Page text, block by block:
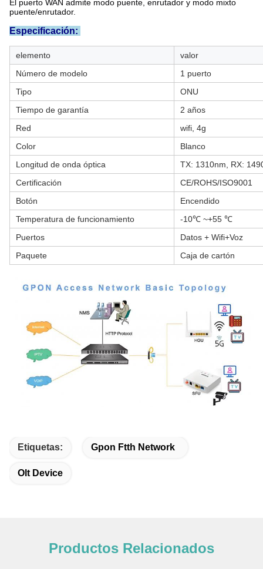
El puerto WAN admite modo puente, enrutador y modo mixto
puente/enrutador.
Especificación:
elemento
valor
Número de modelo
1 puerto
Tipo
ONU
Tiempo de garantía
2 años
Red
wifi, 4g
Color
Blanco
Longitud de onda óptica
TX: 1310nm, RX:
Certificación
CE/ROHS/ISO9001
Botón
Encendido
Temperatura de funcionamiento
-10℃ ~+55 ℃
Puertos
Datos + Wifi+Voz
Paquete
Caja de cartón
Etiquetas: Gpon Ftth Network
Olt Device
Productos Relacionados